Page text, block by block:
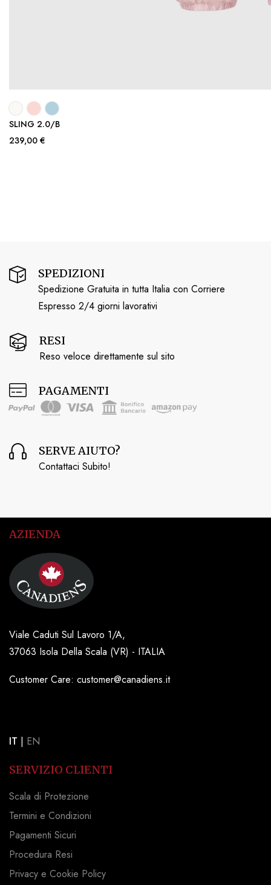
SLING 2.0/B
239,00 €
SPEDIZIONI
Spedizione Gratuita in tutta Italia con Corriere
Espresso 2/4 giorni lavorativi
RESI
Reso veloce direttamente sul sito
PAGAMENTI
SERVE AIUTO?
Contattaci Subito!
AZIENDA
Viale Caduti Sul Lavoro 1/A,
37063 Isola Della Scala (VR) - ITALIA
Customer Care: customer@canadiens.it
IT | EN
SERVIZIO CLIENTI
Scala di Protezione
Termini e Condizioni
Pagamenti Sicuri
Procedura Resi
Privacy e Cookie Policy